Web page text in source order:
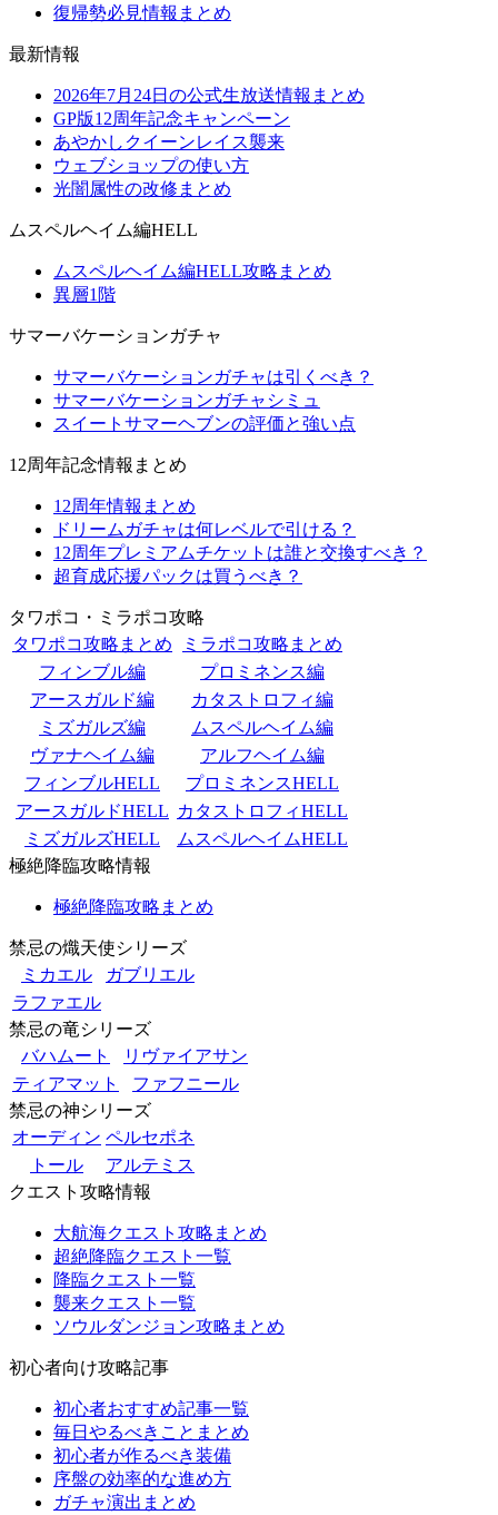
復帰勢必見情報まとめ
最新情報
2026年7月24日の公式生放送情報まとめ
GP版12周年記念キャンペーン
あやかしクイーンレイス襲来
ウェブショップの使い方
光闇属性の改修まとめ
ムスペルヘイム編HELL
ムスペルヘイム編HELL攻略まとめ
異層1階
サマーバケーションガチャ
サマーバケーションガチャは引くべき？
サマーバケーションガチャシミュ
スイートサマーヘブンの評価と強い点
12周年記念情報まとめ
12周年情報まとめ
ドリームガチャは何レベルで引ける？
12周年プレミアムチケットは誰と交換すべき？
超育成応援パックは買うべき？
タワポコ・ミラポコ攻略
タワポコ攻略まとめ
ミラポコ攻略まとめ
フィンブル編
プロミネンス編
アースガルド編
カタストロフィ編
ミズガルズ編
ムスペルヘイム編
ヴァナヘイム編
アルフヘイム編
フィンブルHELL
プロミネンスHELL
アースガルドHELL カタストロフィHELL
ミズガルズHELL
ムスペルヘイムHELL
極絶降臨攻略情報
極絶降臨攻略まとめ
禁忌の熾天使シリーズ
ミカエル
ガブリエル
ラファエル
禁忌の竜シリーズ
バハムート
リヴァイアサン
ティアマット
ファフニール
禁忌の神シリーズ
オーディン ペルセポネ
トール
アルテミス
クエスト攻略情報
大航海クエスト攻略まとめ
超絶降臨クエスト一覧
降臨クエスト一覧
襲来クエスト一覧
ソウルダンジョン攻略まとめ
初心者向け攻略記事
初心者おすすめ記事一覧
毎日やるべきことまとめ
初心者が作るべき装備
序盤の効率的な進め方
ガチャ演出まとめ